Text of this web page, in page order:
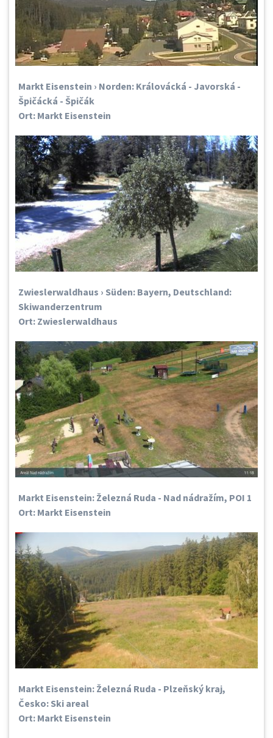
Markt Eisenstein › Norden: Královácká - Javorská -
Špičácká - Špičák
Ort: Markt Eisenstein
Zwieslerwaldhaus › Süden: Bayern, Deutschland:
Skiwanderzentrum
Ort: Zwieslerwaldhaus
Markt Eisenstein: Železná Ruda - Nad nádražím, POI 1
Ort: Markt Eisenstein
Markt Eisenstein: Železná Ruda - Plzeňský kraj,
Česko: Ski areal
Ort: Markt Eisenstein